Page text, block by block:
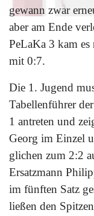
gewann zwar
aber am Ende
PeLaKa 3 kam
mit 0:7.
Die 1. Jugend
Tabellenführer
1 antreten und
Georg im Einzel
glichen zum 2:2
Ersatzmann
im fünften Satz
ließen den